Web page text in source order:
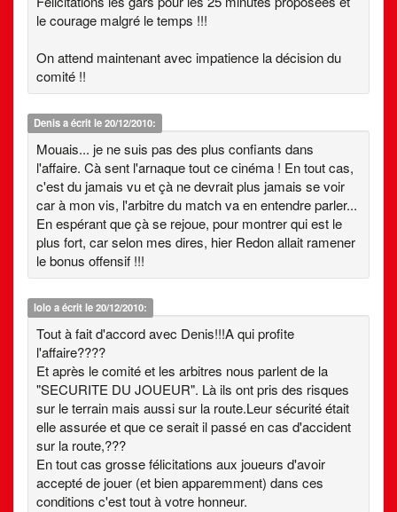
le courage malgré le temps !!!
On attend maintenant avec impatience la décision du
comité !!
Denisa écrit le 20/12/2010:
Mouais... je ne suis pas des plus confiants dans
l'affaire. Cà sent l'arnaque tout ce cinéma ! En tout cas,
c'est du jamais vu et çà ne devrait plus jamais se voir
car à mon vis, l'arbitre du match va en entendre parler...
En espérant que çà se rejoue, pour montrer qui est le
plus fort, car selon mes dires, hier Redon allait ramener
le bonus offensif !!!
loloa écrit le 20/12/2010:
Tout à fait d'accord avec Denis!!!A qui profite
l'affaire????
Et après le comité et les arbitres nous parlent de la
"SECURITE DU JOUEUR". Là ils ont pris des risques
sur le terrain mais aussi sur la route.Leur sécurité était
elle assurée et que ce serait il passé en cas d'accident
sur la route,???
En tout cas grosse félicitations aux joueurs d'avoir
accepté de jouer (et bien apparemment) dans ces
conditions c'est tout à votre honneur.